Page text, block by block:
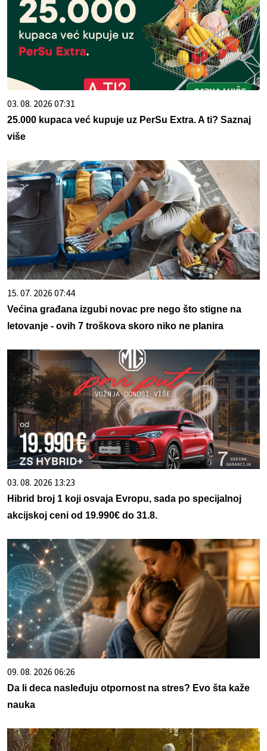
03. 08. 2026 07:31
25.000 kupaca već kupuje uz PerSu Extra. A ti? Saznaj
više
15. 07. 2026 07:44
Većina građana izgubi novac pre nego što stigne na
letovanje - ovih 7 troškova skoro niko ne planira
03. 08. 2026 13:23
Hibrid broj 1 koji osvaja Evropu, sada po specijalnoj
akcijskoj ceni od 19.990€ do 31.8.
09. 08. 2026 06:26
Da li deca nasleđuju otpornost na stres? Evo šta kaže
nauka